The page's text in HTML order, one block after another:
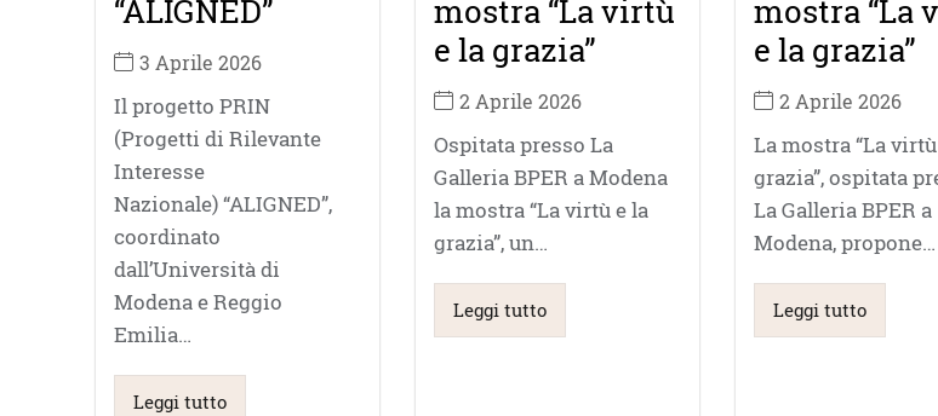
“ALIGNED”
3 Aprile 2026
Il progetto PRIN
(Progetti di Rilevante
Interesse
Nazionale) “ALIGNED”,
coordinato
dall’Università di
Modena e Reggio
Emilia…
Leggi tutto
mostra “La virtù
e la grazia”
2 Aprile 2026
Ospitata presso La
Galleria BPER a Modena
la mostra “La virtù e la
grazia”, un…
Leggi tutto
mostra “La
e la grazia”
2 Aprile 2026
La mostra “La
grazia”, ospitata
La Galleria BPER a
Modena, propone…
Leggi tutto